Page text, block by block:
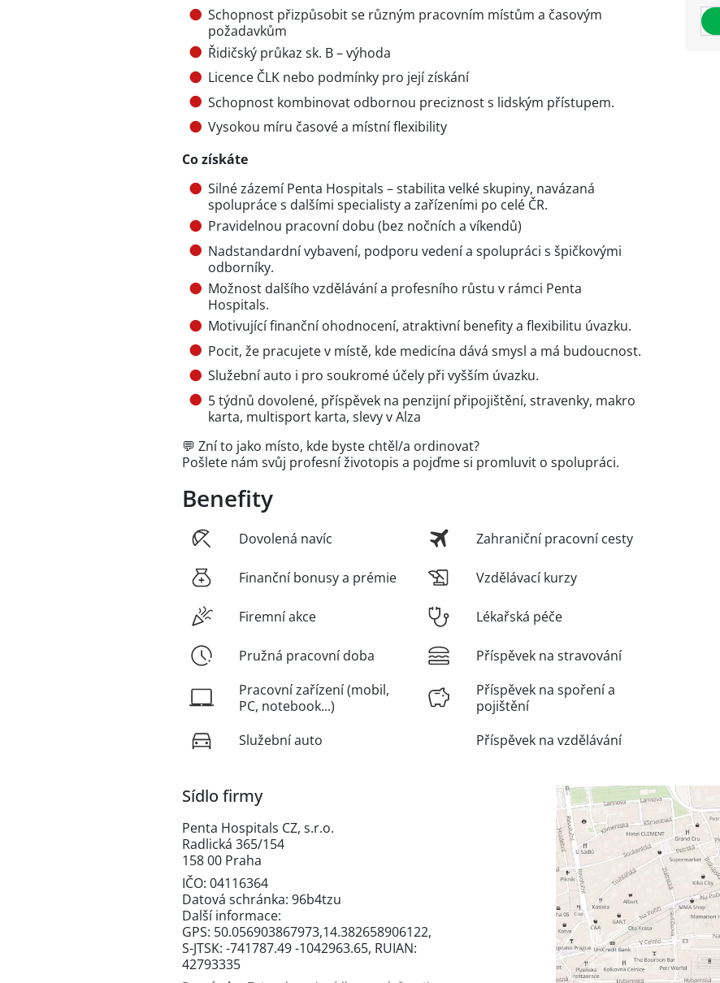
Schopnost přizpůsobit se různým pracovním místům a časovým
požadavkům
Řidičský průkaz sk. B – výhoda
Licence ČLK nebo podmínky pro její získání
Schopnost kombinovat odbornou preciznost s lidským přístupem.
Vysokou míru časové a místní flexibility
Co získáte
Silné zázemí Penta Hospitals – stabilita velké skupiny, navázaná
spolupráce s dalšími specialisty a zařízeními po celé ČR.
Pravidelnou pracovní dobu (bez nočních a víkendů)
Nadstandardní vybavení, podporu vedení a spolupráci s špičkovými
odborníky.
Možnost dalšího vzdělávání a profesního růstu v rámci Penta
Hospitals.
Motivující finanční ohodnocení, atraktivní benefity a flexibilitu úvazku.
Pocit, že pracujete v místě, kde medicína dává smysl a má budoucnost.
Služební auto i pro soukromé účely při vyšším úvazku.
5 týdnů dovolené, příspěvek na penzijní připojištění, stravenky, makro
karta, multisport karta, slevy v Alza
💬 Zní to jako místo, kde byste chtěl/a ordinovat?
Pošlete nám svůj profesní životopis a pojďme si promluvit o spolupráci.
Benefity
Dovolená navíc
Finanční bonusy a prémie
Firemní akce
Pružná pracovní doba
Pracovní zařízení (mobil,
PC, notebook...)
Služební auto
Zahraniční pracovní cesty
Vzdělávací kurzy
Lékařská péče
Příspěvek na stravování
Příspěvek na spoření a
pojištění
Příspěvek na vzdělávání
Sídlo firmy
Penta Hospitals CZ, s.r.o.
Radlická 365/154
158 00 Praha
IČO: 04116364
Datová schránka: 96b4tzu
Další informace:
GPS: 50.056903867973,14.382658906122,
S-JTSK: -741787.49 -1042963.65, RUIAN:
42793335